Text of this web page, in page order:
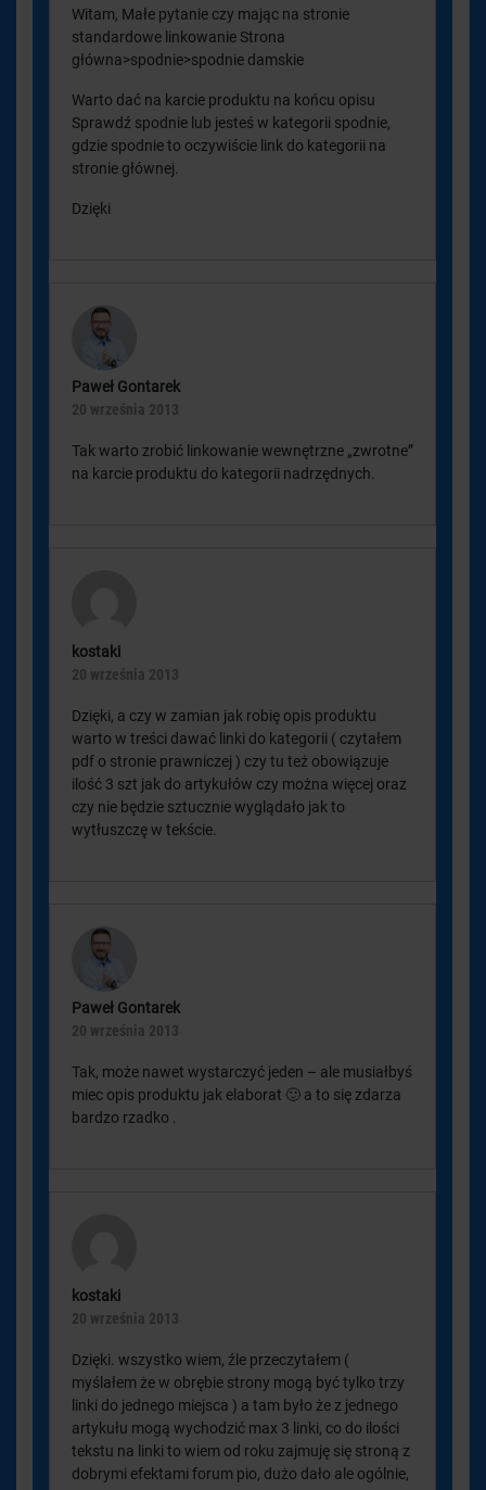
Witam, Małe pytanie czy mając na stronie
standardowe linkowanie Strona
główna>spodnie>spodnie damskie
Warto dać na karcie produktu na końcu opisu
Sprawdź spodnie lub jesteś w kategorii spodnie,
gdzie spodnie to oczywiście link do kategorii na
stronie głównej.
Dzięki
Paweł Gontarek
20 września 2013
Tak warto zrobić linkowanie wewnętrzne „zwrotne”
na karcie produktu do kategorii nadrzędnych.
kostaki
20 września 2013
Dzięki, a czy w zamian jak robię opis produktu
warto w treści dawać linki do kategorii ( czytałem
pdf o stronie prawniczej ) czy tu też obowiązuje
ilość 3 szt jak do artykułów czy można więcej oraz
czy nie będzie sztucznie wyglądało jak to
wytłuszczę w tekście.
Paweł Gontarek
20 września 2013
Tak, może nawet wystarczyć jeden – ale musiałbyś
miec opis produktu jak elaborat 🙂 a to się zdarza
bardzo rzadko .
kostaki
20 września 2013
Dzięki. wszystko wiem, źle przeczytałem (
myślałem że w obrębie strony mogą być tylko trzy
linki do jednego miejsca ) a tam było że z jednego
artykułu mogą wychodzić max 3 linki, co do ilości
tekstu na linki to wiem od roku zajmuję się stroną z
dobrymi efektami forum pio, dużo dało ale ogólnie,